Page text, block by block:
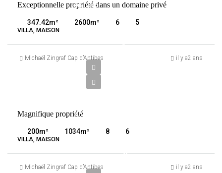
ANTIBES
Exceptionnelle propriété dans un domaine privé
347.42m² 2600m² 6 5
VILLA, MAISON
Michaël Zingraf Cap d’Antibes il y a2 ans
ANTIBES
4
Magnifique propriété
200m² 1034m² 8 6
VILLA, MAISON
Michaël Zingraf Cap d’Antibes il y a2 ans
26